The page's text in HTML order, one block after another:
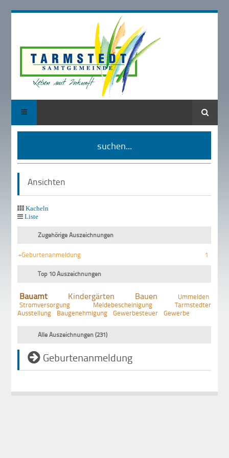
Suche
suchen...
Ansichten
Kacheln
Liste
Zugehörige Auszeichnungen
+Geburtenanmeldung 1
Top 10 Auszeichnungen
Bauamt Kindergärten Bauen
Ummelden
Stromversorgung
Meldebescheinigung
Tarmstedter
Ausstellung
Baugenehmigung Gewerbesteuer Gewerbe
Alle Auszeichnungen (231)
Geburtenanmeldung